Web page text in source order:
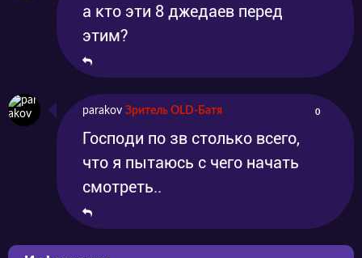
а кто эти 8 джедаев перед
этим?
parakov Зритель OLD-Батя 0
Господи по зв столько всего,
что я пытаюсь с чего начать
смотреть..